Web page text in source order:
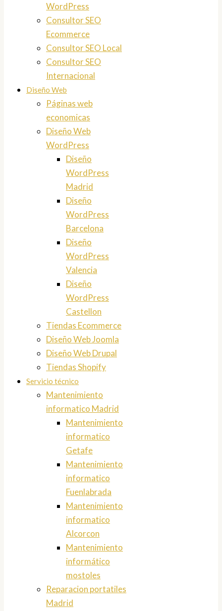
WordPress
Consultor SEO
Ecommerce
Consultor SEO Local
Consultor SEO
Internacional
Diseño Web
Páginas web
economicas
Diseño Web
WordPress
Diseño
WordPress
Madrid
Diseño
WordPress
Barcelona
Diseño
WordPress
Valencia
Diseño
WordPress
Castellon
Tiendas Ecommerce
Diseño Web Joomla
Diseño Web Drupal
Tiendas Shopify
Servicio técnico
Mantenimiento
informatico Madrid
Mantenimiento
informatico
Getafe
Mantenimiento
informatico
Fuenlabrada
Mantenimiento
informatico
Alcorcon
Mantenimiento
informático
mostoles
Reparacion portatiles
Madrid